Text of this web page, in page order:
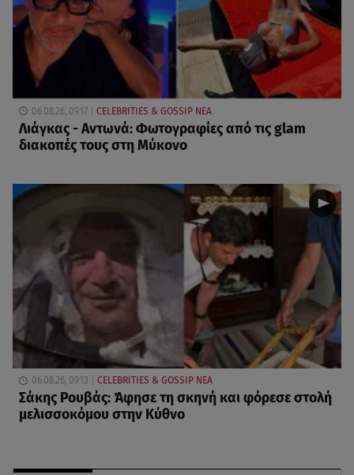
06.08.26, 09:17 CELEBRITIES & GOSSIP ΝΕΑ
Λιάγκας - Αντωνά: Φωτογραφίες από τις glam
διακοπές τους στη Μύκονο
06.08.26, 09:13 CELEBRITIES & GOSSIP ΝΕΑ
Σάκης Ρουβάς: Άφησε τη σκηνή και φόρεσε στολή
μελισσοκόμου στην Κύθνο